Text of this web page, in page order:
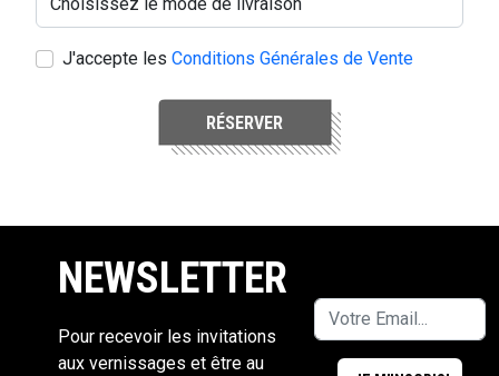
J'accepte les Conditions Générales de Vente
RÉSERVER
NEWSLETTER
Pour recevoir les invitations
aux vernissages et être au